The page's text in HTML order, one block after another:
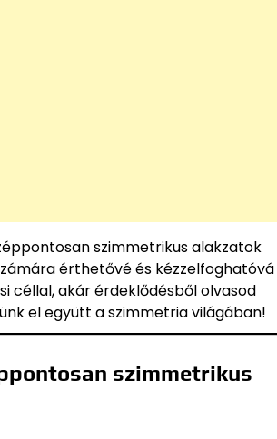
szimmetrikus alakzatok
érthetővé és kézzelfoghatóvá
céllal, akár érdeklődésből olvasod
el együtt a szimmetria világában!
szimmetrikus